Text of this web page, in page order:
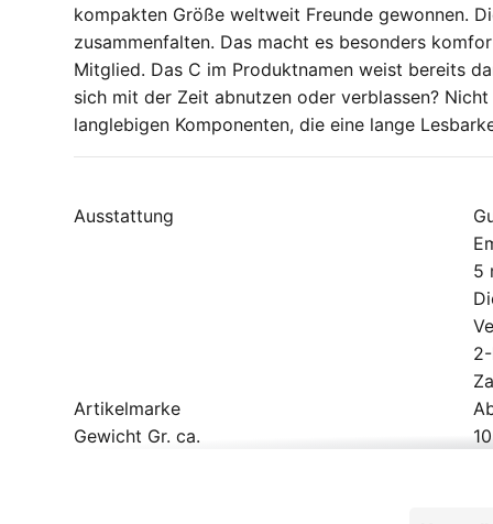
kompakten Größe weltweit Freunde gewonnen.
zusammenfalten. Das macht es besonders
Mitglied. Das C im Produktnamen weist bereits
sich mit der Zeit abnutzen oder verblassen?
langlebigen Komponenten, die eine lange
Ausstattung
5
Artikelmarke
Gewicht Gr. ca.